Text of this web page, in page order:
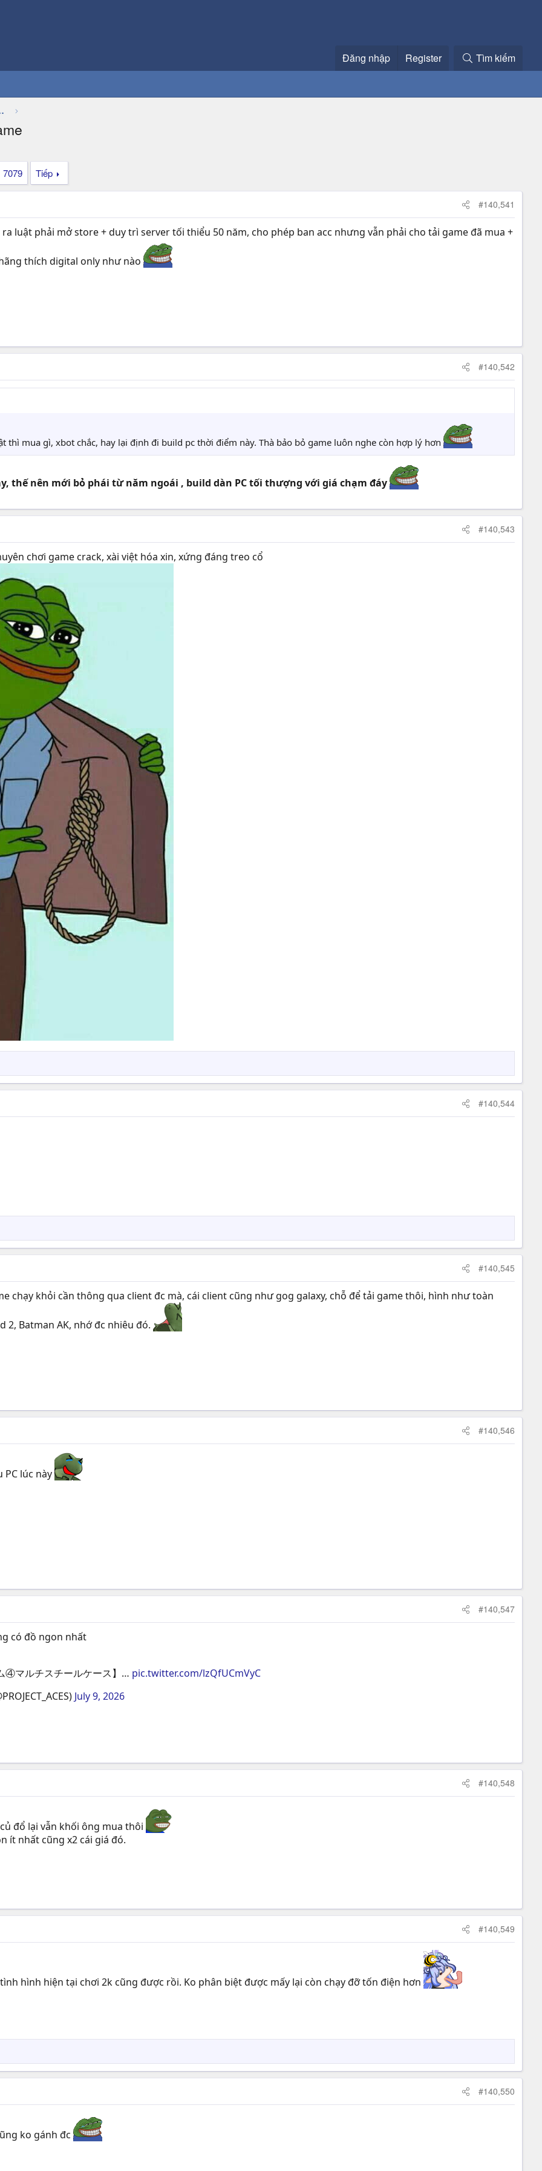
Đăng nhập Register Tìm kiếm
về game
7079 Tiếp
#140,541
luật phải mở store + duy trì server tối thiểu 50 năm, cho phép ban acc nhưng vẫn phải cho tải game đã mua +
thích digital only như nào
#140,542
thì mua gì, xbot chắc, hay lại định đi build pc thời điểm này. Thà bảo bỏ game luôn nghe còn hợp lý hơn
thế nên mới bỏ phái từ năm ngoái , build dàn PC tối thượng với giá chạm đáy
#140,543
chơi game crack, xài việt hóa xin, xứng đáng treo cổ
#140,544
#140,545
chạy khỏi cần thông qua client đc mà, cái client cũng như gog galaxy, chỗ để tải game thôi, hình như toàn
2, Batman AK, nhớ đc nhiêu đó.
#140,546
lúc này
#140,547
có đồ ngon nhất
④マルチスチールケース】… pic.twitter.com/lzQfUCmVyC
July 9, 2026
#140,548
đổ lại vẫn khối ông mua thôi
ít nhất cũng x2 cái giá đó.
#140,549
hình hiện tại chơi 2k cũng được rồi. Ko phân biệt được mấy lại còn chạy đỡ tốn điện hơn
#140,550
ko gánh đc